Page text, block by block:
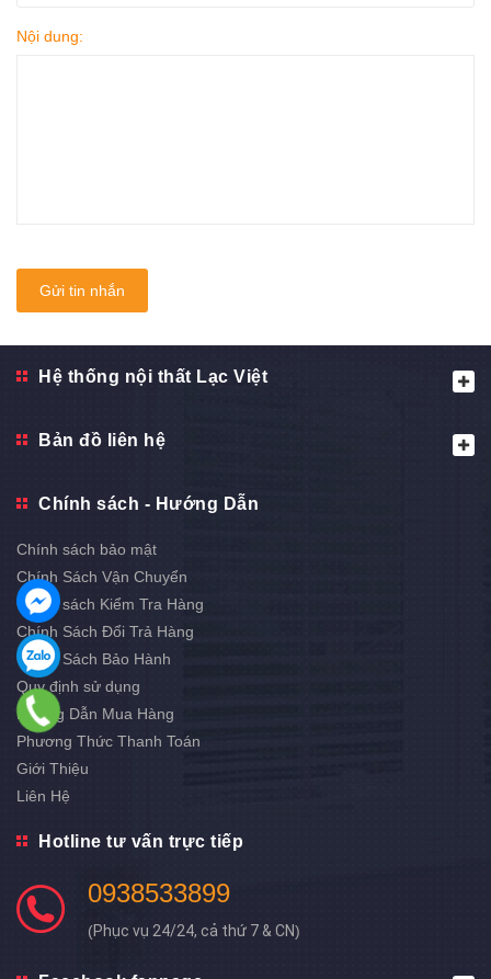
Nội dung:
Gửi tin nhắn
Hệ thống nội thất Lạc Việt
Bản đồ liên hệ
Chính sách - Hướng Dẫn
Chính sách bảo mật
Chính Sách Vận Chuyển
Chính sách Kiểm Tra Hàng
Chính Sách Đổi Trả Hàng
Chính Sách Bảo Hành
Quy định sử dụng
Hướng Dẫn Mua Hàng
Phương Thức Thanh Toán
Giới Thiệu
Liên Hệ
Hotline tư vấn trực tiếp
0938533899
(Phục vụ 24/24, cả thứ 7 & CN)